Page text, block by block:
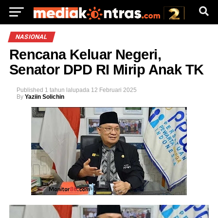
NASIONAL
Rencana Keluar Negeri,
Senator DPD RI Mirip Anak TK
Published 1 tahun lalupada 12 Februari 2025
By Yaziin Solichin